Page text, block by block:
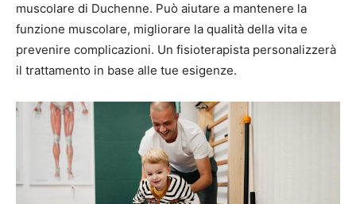
muscolare di Duchenne. Può aiutare a mantenere la
funzione muscolare, migliorare la qualità della vita e
prevenire complicazioni. Un fisioterapista personalizzerà
il trattamento in base alle tue esigenze.